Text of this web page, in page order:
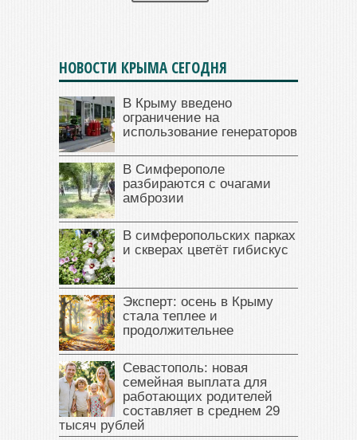
НОВОСТИ КРЫМА СЕГОДНЯ
В Крыму введено
ограничение на
использование генераторов
В Симферополе
разбираются с очагами
амброзии
В симферопольских парках
и скверах цветёт гибискус
Эксперт: осень в Крыму
стала теплее и
продолжительнее
Севастополь: новая
семейная выплата для
работающих родителей
составляет в среднем 29
тысяч рублей